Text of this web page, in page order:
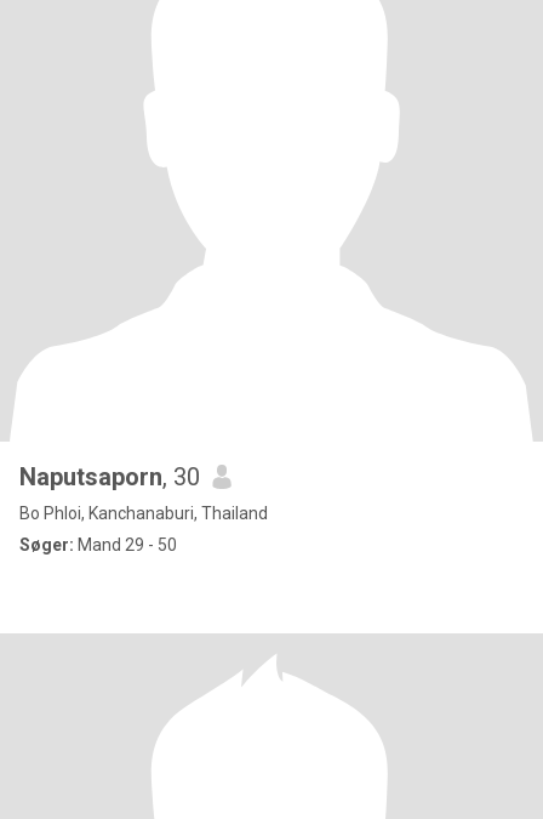
Naputsaporn, 30
Bo Phloi, Kanchanaburi, Thailand
Søger: Mand 29 - 50